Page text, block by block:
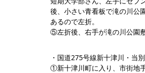
後、小さい青看板で滝の川公
あるので左折。
⑤左折後、右手が滝の川公園
・国道275号線新十津川・当
①新十津川町に入り、市街地